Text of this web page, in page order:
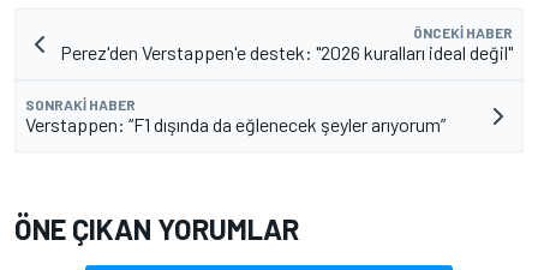
ÖNCEKI HABER
Perez'den Verstappen'e destek: "2026 kuralları ideal değil"
SONRAKI HABER
Verstappen: “F1 dışında da eğlenecek şeyler arıyorum”
ÖNE ÇIKAN YORUMLAR